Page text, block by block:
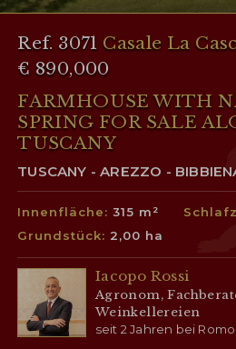
Ref. 3071 Casale La
€ 890,000
FARMHOUSE WITH
SPRING FOR SALE
TUSCANY
TUSCANY - AREZZO -
Innenfläche:315 m²
Grundstück: 2,00 ha
Iacopo Rossi
Agronom,
Weinkellereien
seit 2 Jahren bei